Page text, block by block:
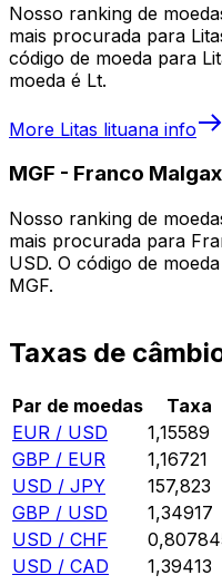
Nosso ranking de
mais procurada para
código de moeda para
moeda é Lt.
More Litas lituana info
MGF - Franco
Nosso ranking de
mais procurada para
USD. O código de
MGF.
Taxas de
Par de moedas Taxa
EUR / USD
1,15589
GBP / EUR
1,16721
USD / JPY
157,823
GBP / USD
1,34917
USD / CHF
USD / CAD
1,39413